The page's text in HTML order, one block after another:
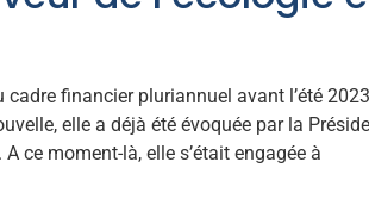
financier pluriannuel avant l’été
elle a déjà été évoquée par la
ce moment-là, elle s’était engagée à